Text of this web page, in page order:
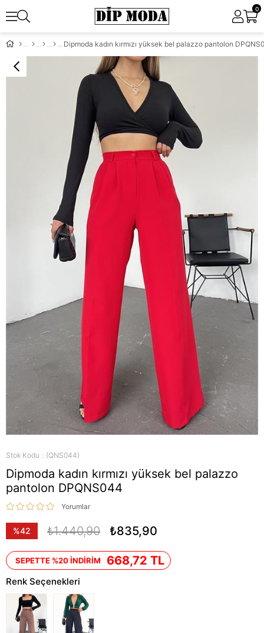
0
Dipmoda kadın kırmızı yüksek bel palazzo pantolon
Stok Kodu (QNS044)
Dipmoda kadın kırmızı yüksek bel palazzo
pantolon DPQNS044
Yorumlar
%42
₺1.440,90 ₺835,90
SEPETTE %20 İNDİRİM 668,72 TL
Renk Seçenekleri